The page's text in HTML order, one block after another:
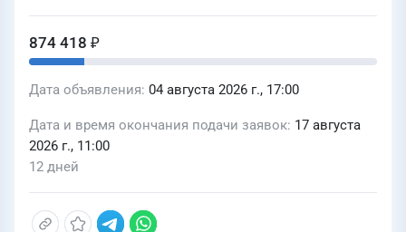
874 418 ₽
Дата объявления 04 августа 2026 г., 17:00
Дата и время окончания подачи заявок 17 августа
2026 г., 11:00
12 дней